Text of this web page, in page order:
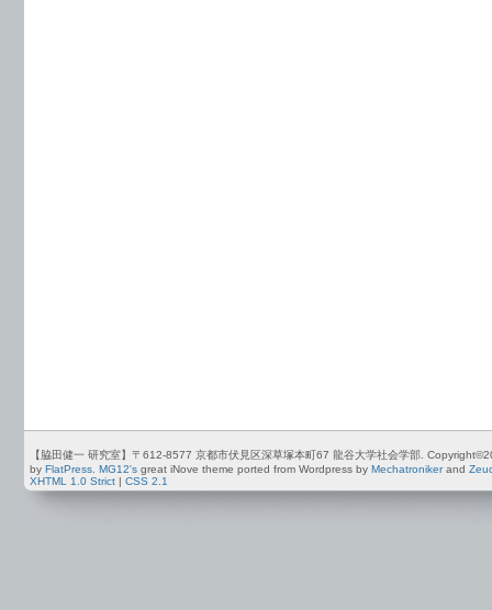
【脇田健一 研究室】〒612-8577 京都市伏見区深草塚本町67 龍谷大学社会学部.
by FlatPress. MG12's great iNove theme ported from Wordpress by Mechatronikerand
XHTML 1.0 Strict
CSS 2.1